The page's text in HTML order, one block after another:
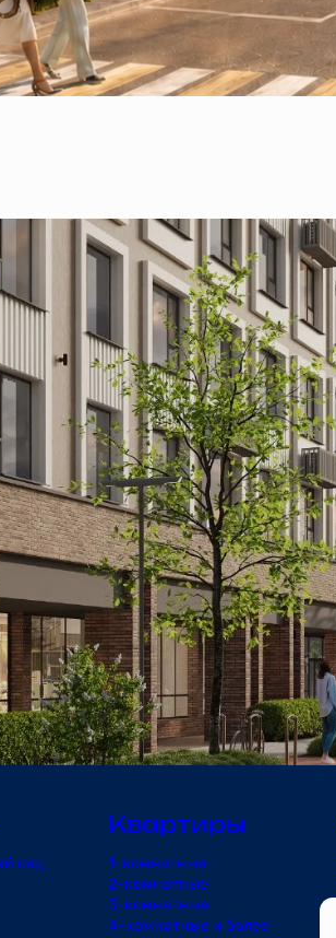
сад
Квартиры
1-комнатные
2-комнатные
3-комнатные
4-комнатные и более